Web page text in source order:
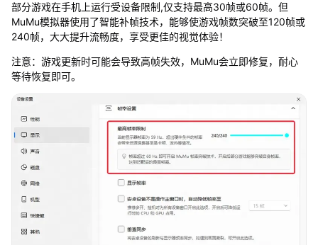
部分游戏在手机上运行受设备限制,仅支持最高30帧或60帧。但
MuMu模拟器使用了智能补帧技术，能够使游戏帧数突破至120帧或
240帧，大大提升流畅度，享受更佳的视觉体验！
注意：游戏更新时可能会导致高帧失效，MuMu会立即修复，耐心
等待恢复即可。